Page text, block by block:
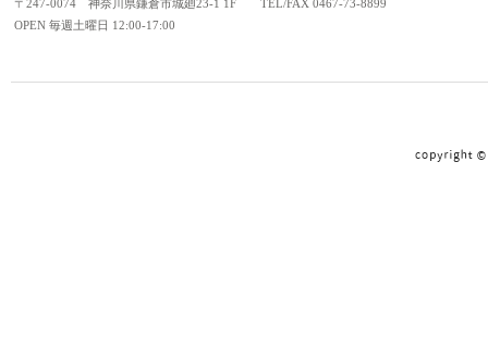
〒247-0074 神奈川県鎌倉市城廻23-1 1F TEL/FAX 0467-73-8899
OPEN 毎週土曜日 12:00-17:00